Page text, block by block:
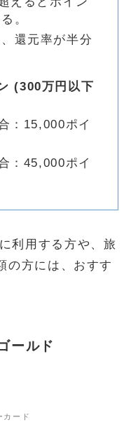
。
還元率が半分
(300万円以下
：15,000ポイ
：45,000ポイ
利用する方や、旅
の方には、おすす
ールド
カード